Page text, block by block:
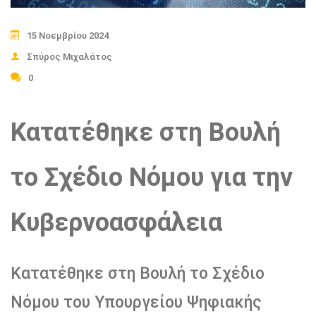
15 Νοεμβρίου 2024
Σπύρος Μιχαλάτος
0
Κατατέθηκε στη Βουλή
το Σχέδιο Νόμου για την
Κυβερνοασφάλεια
Κατατέθηκε στη Βουλή το Σχέδιο
Νόμου του Υπουργείου Ψηφιακής